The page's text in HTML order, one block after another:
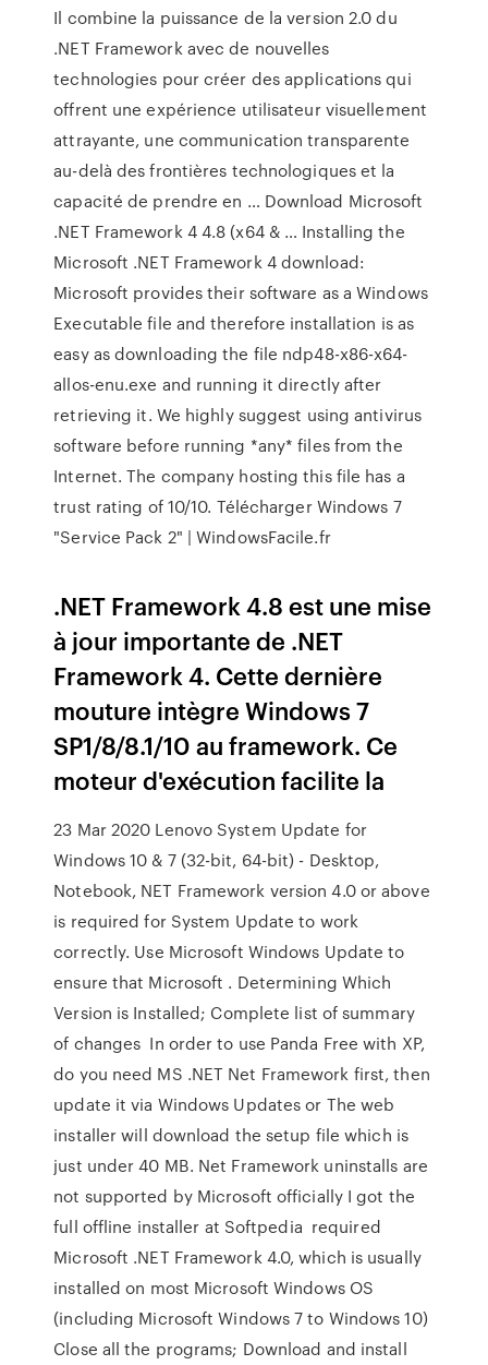
Il combine la puissance de la version 2.0 du
.NET Framework avec de nouvelles
technologies pour créer des applications qui
offrent une expérience utilisateur visuellement
attrayante, une communication transparente
au-delà des frontières technologiques et la
capacité de prendre en … Download Microsoft
.NET Framework 4 4.8 (x64 & … Installing the
Microsoft .NET Framework 4 download:
Microsoft provides their software as a Windows
Executable file and therefore installation is as
easy as downloading the file ndp48-x86-x64-
allos-enu.exe and running it directly after
retrieving it. We highly suggest using antivirus
software before running *any* files from the
Internet. The company hosting this file has a
trust rating of 10/10. Télécharger Windows 7
"Service Pack 2" | WindowsFacile.fr
.NET Framework 4.8 est une mise
à jour importante de .NET
Framework 4. Cette dernière
mouture intègre Windows 7
SP1/8/8.1/10 au framework. Ce
moteur d'exécution facilite la
23 Mar 2020 Lenovo System Update for
Windows 10 & 7 (32-bit, 64-bit) - Desktop,
Notebook, NET Framework version 4.0 or above
is required for System Update to work
correctly. Use Microsoft Windows Update to
ensure that Microsoft . Determining Which
Version is Installed; Complete list of summary
of changes In order to use Panda Free with XP,
do you need MS .NET Net Framework first, then
update it via Windows Updates or The web
installer will download the setup file which is
just under 40 MB. Net Framework uninstalls are
not supported by Microsoft officially I got the
full offline installer at Softpedia required
Microsoft .NET Framework 4.0, which is usually
installed on most Microsoft Windows OS
(including Microsoft Windows 7 to Windows 10)
Close all the programs; Download and install